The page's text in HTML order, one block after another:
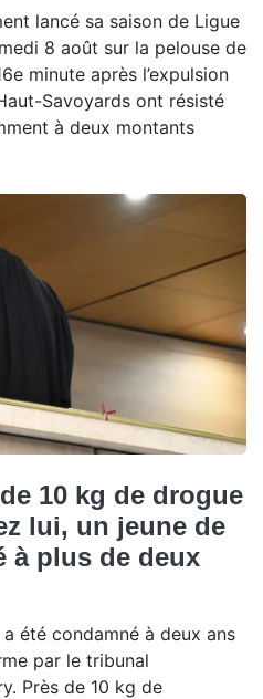
lancé sa saison de Ligue
8 août sur la pelouse de
minute après l’expulsion
Savoyards ont résisté
à deux montants
10 kg de drogue
lui, un jeune de
à plus de deux
été condamné à deux ans
par le tribunal
Près de 10 kg de